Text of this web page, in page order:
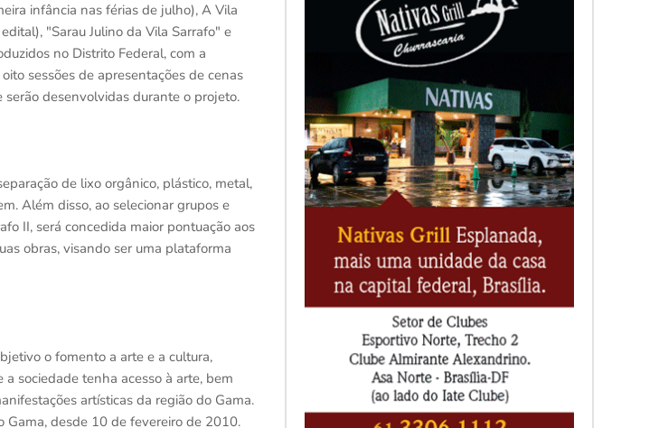
infância nas férias de julho), A Vila
"Sarau Julino da Vila Sarrafo" e
no Distrito Federal, com a
sessões de apresentações de cenas
desenvolvidas durante o projeto.
de lixo orgânico, plástico, metal,
Além disso, ao selecionar grupos e
II, será concedida maior pontuação aos
obras, visando ser uma plataforma
o fomento a arte e a cultura,
sociedade tenha acesso à arte, bem
artísticas da região do Gama.
Gama, desde 10 de fevereiro de 2010.